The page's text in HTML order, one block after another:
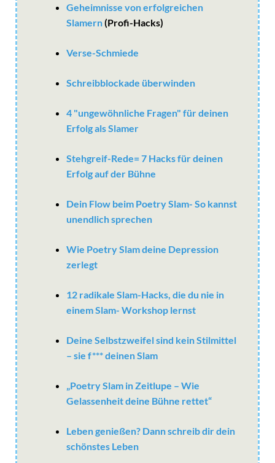
Geheimnisse von erfolgreichen
Slamern(Profi-Hacks)
Verse-Schmiede
Schreibblockade überwinden
4 "ungewöhnliche Fragen" für deinen
Erfolg als Slamer
Stehgreif-Rede= 7 Hacks für deinen
Erfolg auf der Bühne
Dein Flow beim Poetry Slam- So kannst
unendlich sprechen
Wie Poetry Slam deine Depression
zerlegt
12 radikale Slam-Hacks, die du nie in
einem Slam- Workshop lernst
Deine Selbstzweifel sind kein Stilmittel
– sie f*** deinen Slam
„Poetry Slam in Zeitlupe – Wie
Gelassenheit deine Bühne rettet“
Leben genießen? Dann schreib dir dein
schönstes Leben